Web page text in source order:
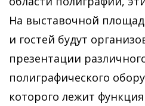
На выставочной
и гостей будут
презентации
полиграфического
которого лежит